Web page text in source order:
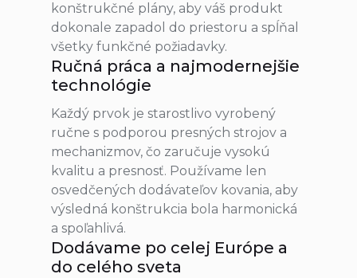
konštrukčné plány, aby váš produkt
dokonale zapadol do priestoru a spĺňal
všetky funkčné požiadavky.
Každý prvok je starostlivo vyrobený
ručne s podporou presných strojov a
mechanizmov, čo zaručuje vysokú
kvalitu a presnosť. Používame len
osvedčených dodávateľov kovania, aby
výsledná konštrukcia bola harmonická
a spoľahlivá.
Ručná práca a najmodernejšie
technológie
Dodávame po celej Európe a
do celého sveta